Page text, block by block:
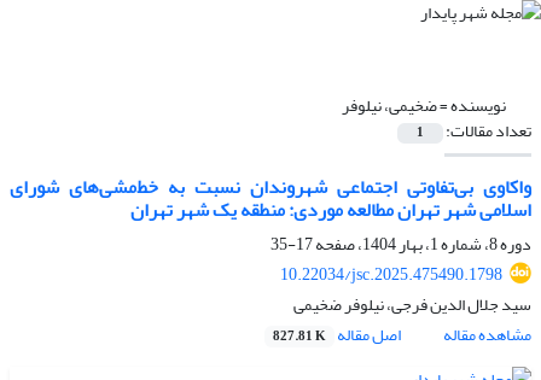
نویسنده =ضخیمی، نیلوفر
تعداد مقالات: 1
واکاوی بی‌تفاوتی اجتماعی شهروندان نسبت به خط‌مشی‌های شورای
اسلامی شهر تهران مطالعه موردی: منطقه یک شهر تهران
دوره 8، شماره 1، بهار 1404، صفحه
17-35
10.22034/jsc.2025.475490.1798
سید جلال الدین فرجی، نیلوفر ضخیمی
مشاهده مقاله
اصل مقاله 827.81 K